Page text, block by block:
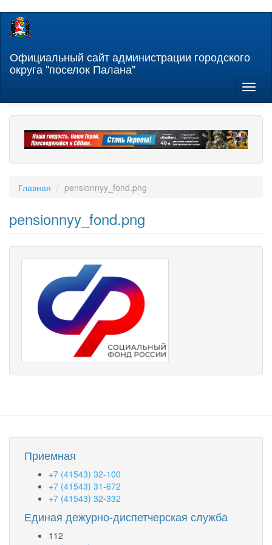
Перейти
содержанию
Официальный сайт администрации городского
округа "поселок Палана"
Главная pensionnyy_fond.png
pensionnyy_fond.png
Приемная
+7 (41543) 32-100
+7 (41543) 31-672
+7 (41543) 32-332
Единая дежурно-диспетчерская служба
112